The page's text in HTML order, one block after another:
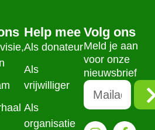
Help mee
Als donateur
Als
vrijwilliger
Als
organisatie
Volg ons
Meld je aan
voor onze
nieuwsbrief